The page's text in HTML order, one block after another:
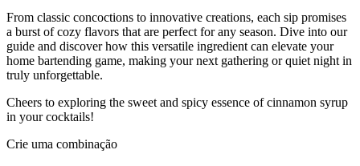
From classic concoctions to innovative creations, each sip promises
a burst of cozy flavors that are perfect for any season. Dive into our
guide and discover how this versatile ingredient can elevate your
home bartending game, making your next gathering or quiet night in
truly unforgettable.
Cheers to exploring the sweet and spicy essence of cinnamon syrup
in your cocktails!
Crie uma combinação